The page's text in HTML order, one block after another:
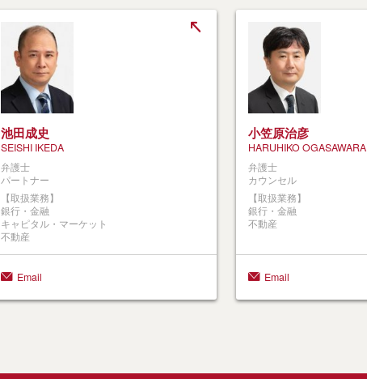
池田成史
SEISHI IKEDA
弁護士
パートナー
【取扱業務】
銀行・金融
キャピタル・マーケット
不動産
Email
小笠原治彦
HARUHIKO OGASAWARA
弁護士
カウンセル
【取扱業務】
銀行・金融
不動産
Email